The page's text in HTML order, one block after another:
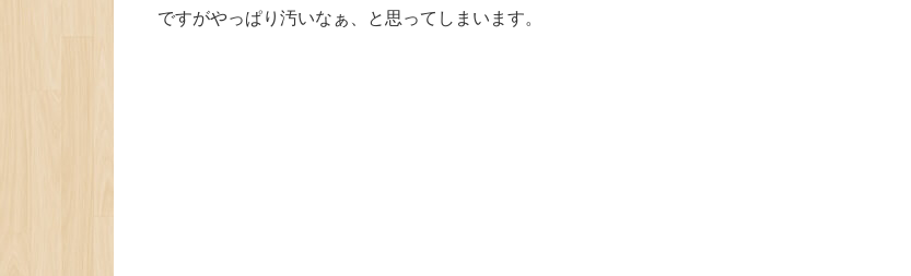
ですがやっぱり汚いなぁ、と思ってしまいます。